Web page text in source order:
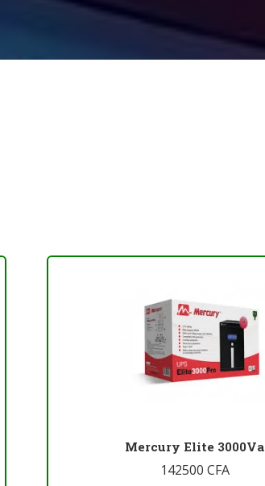
Mercury Elite 3000Va
142500 CFA